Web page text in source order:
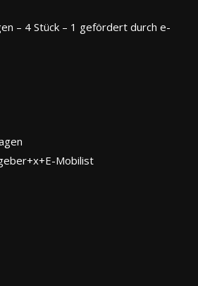
– 4 Stück – 1 gefördert durch e-
Mobilist